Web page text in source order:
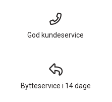
God kundeservice
Bytteservice i 14 dage